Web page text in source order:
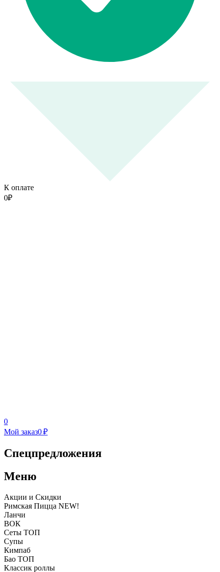
К оплате
0₽
0
Мой заказ0 ₽
Спецпредложения
Меню
Акции и Скидки
Римская Пицца NEW!
Ланчи
ВОК
Сеты ТОП
Супы
Кимпаб
Бао ТОП
Классик роллы